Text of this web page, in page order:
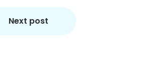
Next post